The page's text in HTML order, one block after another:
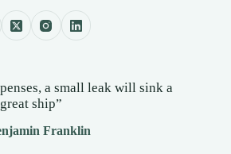
a small leak will sink a
great ship”
Franklin